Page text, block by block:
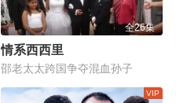
全26集
情系西西里
邵老太太跨国争夺混血孙子